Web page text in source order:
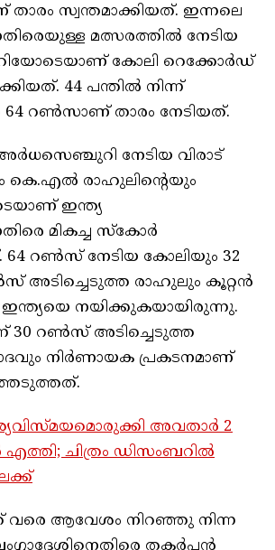
സ്വന്തമാക്കിയത്. ഇന്നലെ
മത്സരത്തിൽ നേടിയ
കോലി റെക്കോർഡ്
44 പന്തില്‍ നിന്ന്
റൺസാണ് താരം നേടിയത്.
നേടിയ വിരാട്
കെ.എൽ രാഹുലിന്റെയും
ഇന്ത്യ
മികച്ച സ്‌കോർ
64 റൺസ് നേടിയ കോലിയും 32
അടിച്ചെടുത്ത രാഹുലും കൂറ്റൻ
നയിക്കുകയായിരുന്നു.
30 റൺസ് അടിച്ചെടുത്ത
നിർണായക പ്രകടനമാണ്
അവതാർ 2
എത്തി; ചിത്രം ഡിസംബറിൽ
ആവേശം നിറഞ്ഞു നിന്ന